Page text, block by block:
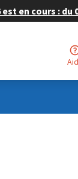
en cours : du